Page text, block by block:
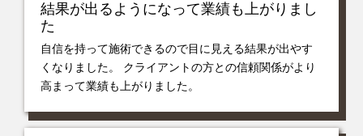
結果が出るようになって業績も上がりまし
た
自信を持って施術できるので目に見える結果が出やす
くなりました。 クライアントの方との信頼関係がより
高まって業績も上がりました。